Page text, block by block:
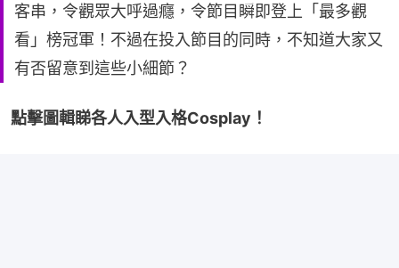
客串，令觀眾大呼過癮，令節目瞬即登上「最多觀
看」榜冠軍！不過在投入節目的同時，不知道大家又
有否留意到這些小細節？
點擊圖輯睇各人入型入格Cosplay！